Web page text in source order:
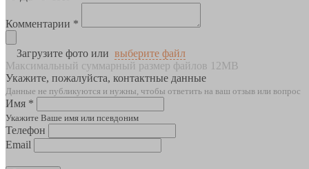
Комментарии *
Загрузите фото или выберите файл
Максимальный суммарный размер файлов 12MB
Укажите, пожалуйста, контактные данные
Данные не публикуются и нужны, чтобы ответить на ваш отзыв или вопрос
Имя *
Укажите Ваше имя или псевдоним
Телефон
Email